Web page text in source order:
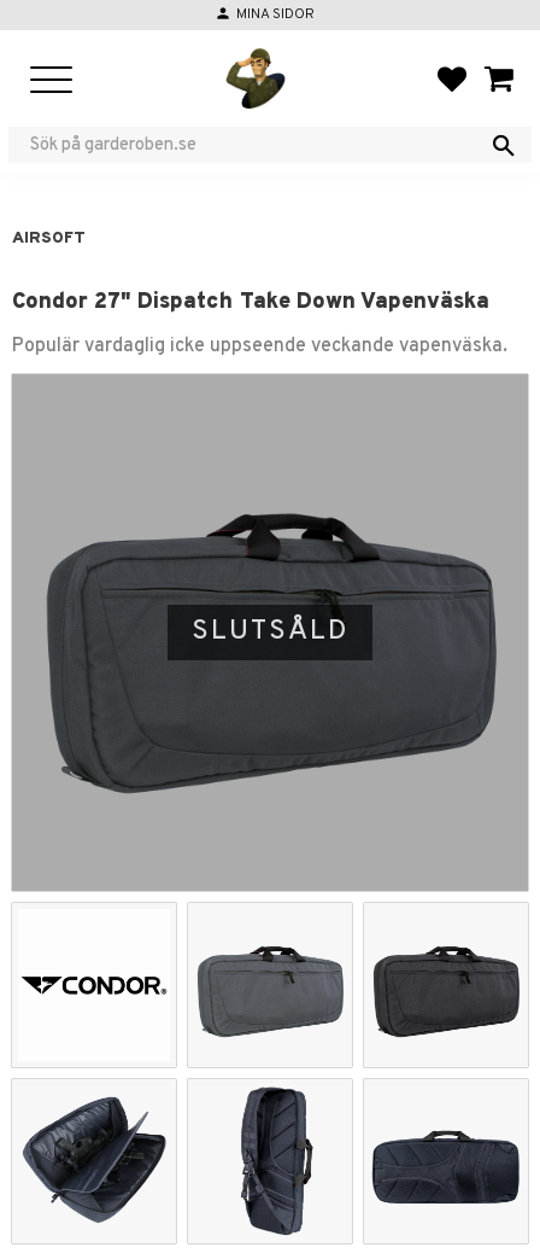
person MINA SIDOR
AIRSOFT
Condor 27" Dispatch Take Down Vapenväska
Populär vardaglig icke uppseende veckande vapenväska.
SLUTSÅLD